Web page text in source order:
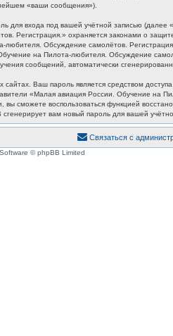
«ваши сообщения»).
для входа под вашей учётной записью
Регистрация.» охраняется законами о
Обсуждение самолётов.
на Пилота-любителя. Обсуждение
сообщений, автоматически
Ваш пароль является средством
«Малая авиация России. Обучение на
сможете воспользоваться функцией
вам новый пароль для вашей
Связаться с
© phpBB Limited